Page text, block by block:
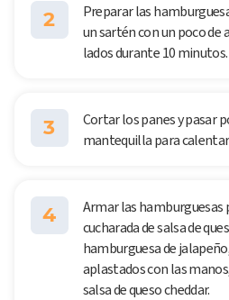
2
Preparar las
un sartén con un poco de
lados durante 10 minutos.
3
Cortar los panes y pasar
mantequilla para
4
Armar las hamburguesas
cucharada de salsa de
hamburguesa de
aplastados con las
salsa de queso cheddar.